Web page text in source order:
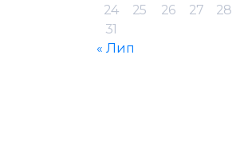
24
25 26 27 28
31
« Лип